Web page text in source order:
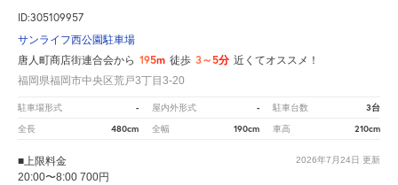
ID:305109957
サンライフ西公園駐車場
唐人町商店街連合会から 195m 徒歩 3～5分 近くてオススメ！
福岡県福岡市中央区荒戸3丁目3-20
駐車場形式 - 屋内外形式 - 駐車台数 3台
全長 480cm 全幅 190cm 車高 210cm
2026年7月24日 更新
■上限料金
20:00〜8:00 700円